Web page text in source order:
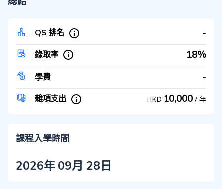
QS 排名 -
錄取率 18%
學費 -
雜項支出 HKD 10,000 / 年
課程入學時間
2026年 09月 28日